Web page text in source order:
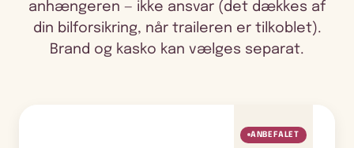
anhængeren — ikke ansvar (det dækkes af
din bilforsikring, når traileren er tilkoblet).
Brand og kasko kan vælges separat.
ANBEFALET